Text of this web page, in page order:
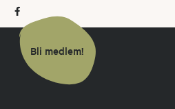
Bli medlem!